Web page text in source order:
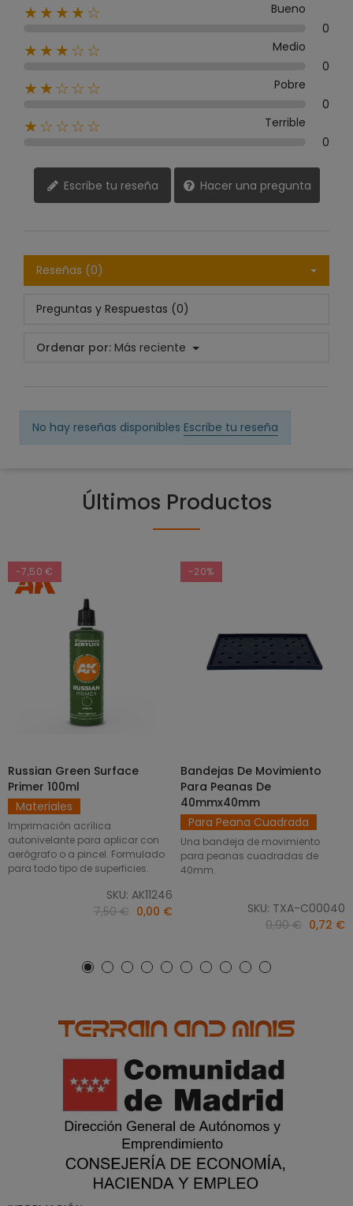
★★★★☆
Bueno
0
★★★☆☆
Medio
0
★★☆☆☆
Pobre
0
★☆☆☆☆
Terrible
0
Escribe tu reseña Hacer una pregunta
Reseñas (0)
Preguntas y Respuestas (0)
Ordenar por: Más reciente
No hay reseñas disponibles Escribe tu reseña
Últimos Productos
-7,50 €
AÑADIR AL CARRITO
Russian Green Surface
Primer 100ml
Materiales
Imprimación acrílica
autonivelante para aplicar con
aerógrafo o a pincel. Formulado
para todo tipo de superficies.
SKU: AK11246
7,50 € 0,00 €
-20%
SELECCIONAR OPCIONES
Bandejas De Movimiento
Para Peanas De
40mmx40mm
Para Peana Cuadrada
Una bandeja de movimiento
para peanas cuadradas de
40mm.
SKU: TXA-C00040
0,90 € 0,72 €